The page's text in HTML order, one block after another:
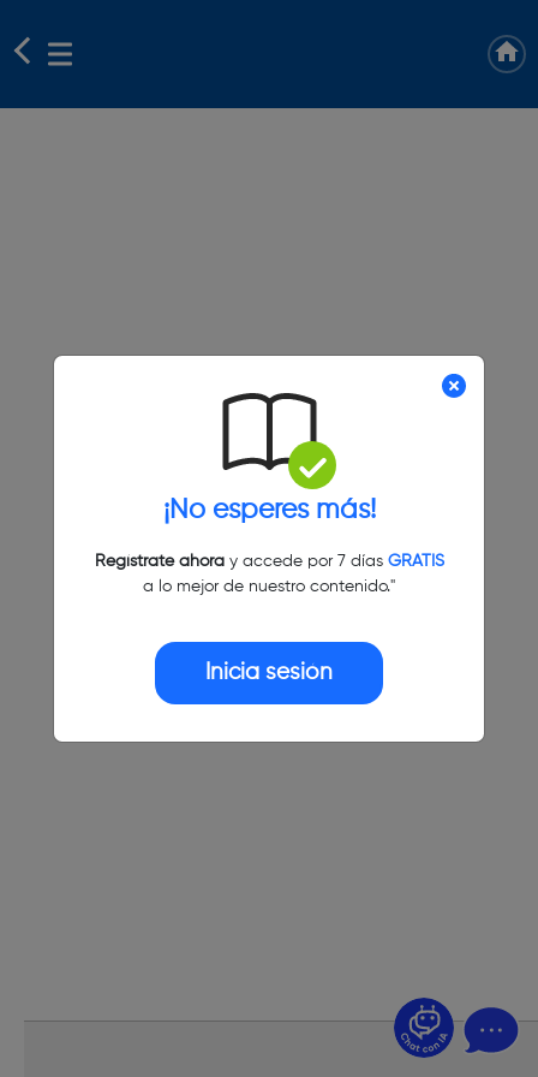
¡No esperes más!
Regístrate ahoray accede por 7 días GRATIS
a lo mejor de nuestro contenido."
Inicia sesión